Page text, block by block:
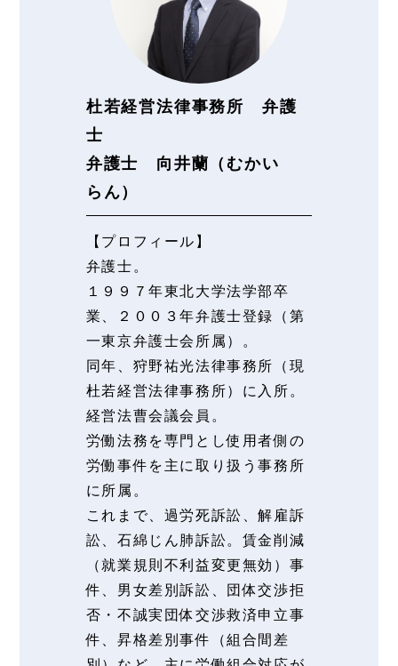
杜若経営法律事務所 弁護
士
弁護士 向井蘭（むかい
らん）
【プロフィール】
弁護士。
１９９７年東北大学法学部卒
業、２００３年弁護士登録（第
一東京弁護士会所属）。
同年、狩野祐光法律事務所（現
杜若経営法律事務所）に入所。
経営法曹会議会員。
労働法務を専門とし使用者側の
労働事件を主に取り扱う事務所
に所属。
これまで、過労死訴訟、解雇訴
訟、石綿じん肺訴訟。賃金削減
（就業規則不利益変更無効）事
件、男女差別訴訟、団体交渉拒
否・不誠実団体交渉救済申立事
件、昇格差別事件（組合間差